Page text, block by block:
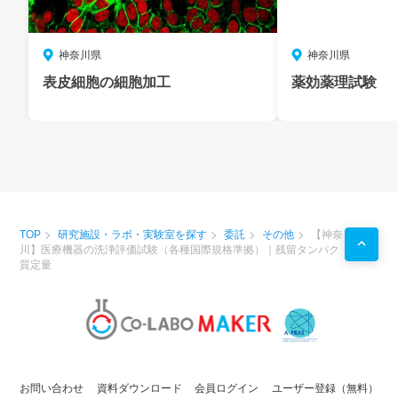
神奈川県
表皮細胞の細胞加工
神奈川県
薬効薬理試験
TOP 研究施設・ラボ・実験室を探す 委託 その他
【神奈
川】医療機器の洗浄評価試験（各種国際規格準拠）｜残留タンパク
質定量
お問い合わせ 資料ダウンロード 会員ログイン ユーザー登録（無料）